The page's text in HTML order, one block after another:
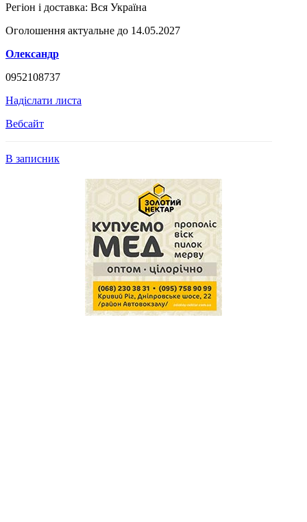
Регіон і доставка: Вся Україна
Оголошення актуальне до 14.05.2027
Олександр
0952108737
Надіслати листа
Вебсайт
В записник